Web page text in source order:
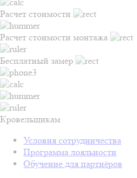
Расчет стоимости
Расчет стоимости монтажа
Бесплатный замер
Кровельщикам
Условия сотрудничества
Программа лояльности
Обучение для партнёров